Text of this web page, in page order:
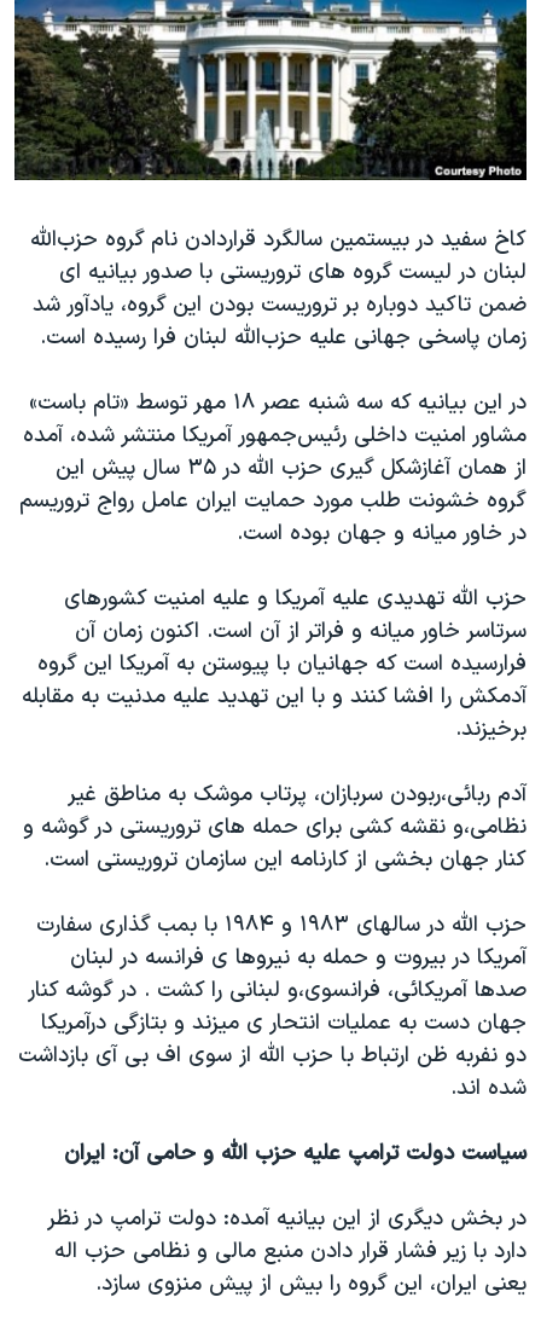
فرهنگ و زندگی
حقوق شهروندی
اقتصادی
علم و فناوری
گالری عکس
آرشیو پخش زنده
مستندها
انتخابات ریاست جمهوری آمریکا ۲۰۲۴
حمله جمهوری اسلامی به اسرائیل
رمز مهسا
اعتراضات زن، زندگی، آزادی
مجموعه مستندهای دادخواهی
تریبونال مردمی آبان ۹۸
چهل سال گروگان‌گیری
قانون شفافیت دارائی کادر رهبری ایران
اعتراضات مردمی آبان ۹۸
اسرائیل در جنگ
نرگس محمدی برنده جایزه نوبل صلح
همایش محافظه‌کاران آمریکا «سی‌پک»
صفحه‌های ویژه
سفر پرزیدنت ترامپ به چین
دنبال کنید
زبانهای مختلف
کاخ سفید در بیستمین سالگرد قراردادن نام گروه حزب‌الله
لبنان در لیست گروه های تروریستی با صدور بیانیه ای
ضمن تاکید دوباره بر تروریست بودن این گروه، یادآور شد
زمان پاسخی جهانی علیه حزب‌الله لبنان فرا رسیده است.
در این بیانیه که سه شنبه عصر ۱۸ مهر توسط «تام باست»
مشاور امنیت داخلی رئیس‌جمهور آمریکا منتشر شده،‌ آمده
از همان آغازشکل گیری حزب الله در ۳۵ سال پیش این
گروه خشونت طلب مورد حمایت ایران عامل رواج تروریسم
در خاور میانه و جهان بوده است.
حزب الله تهدیدی علیه آمریکا و علیه امنیت کشورهای
سرتاسر خاور میانه و فراتر از آن است. اکنون زمان آن
فرارسیده است که جهانیان با پیوستن به آمریکا این گروه
آدمکش را افشا کنند و با این تهدید علیه مدنیت به مقابله
برخیزند.
آدم ربائی،ربودن سربازان، پرتاب موشک به مناطق غیر
نظامی،و نقشه کشی برای حمله های تروریستی در گوشه و
کنار جهان بخشی از کارنامه این سازمان تروریستی است.
حزب الله در سالهای ۱۹۸۳ و ۱۹۸۴ با بمب گذاری سفارت
آمریکا در بیروت و حمله به نیروها ی فرانسه در لبنان
صدها آمریکائی، فرانسوی،و لبنانی را کشت . در گوشه کنار
جهان دست به عملیات انتحار ی میزند و بتازگی درآمریکا
دو نفربه ظن ارتباط با حزب الله از سوی اف بی آی بازداشت
شده اند.
سیاست دولت ترامپ علیه حزب الله و حامی آن: ایران
در بخش دیگری از این بیانیه آمده: دولت ترامپ در نظر
دارد با زیر فشار قرار دادن منبع مالی و نظامی حزب اله
یعنی ایران، این گروه را بیش از پیش منزوی سازد.